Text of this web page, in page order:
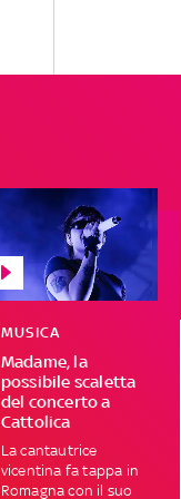
Madame, la
possibile scaletta
del concerto a
Cattolica
MUSICA
La cantautrice
vicentina fa tappa in
Romagna con il suo